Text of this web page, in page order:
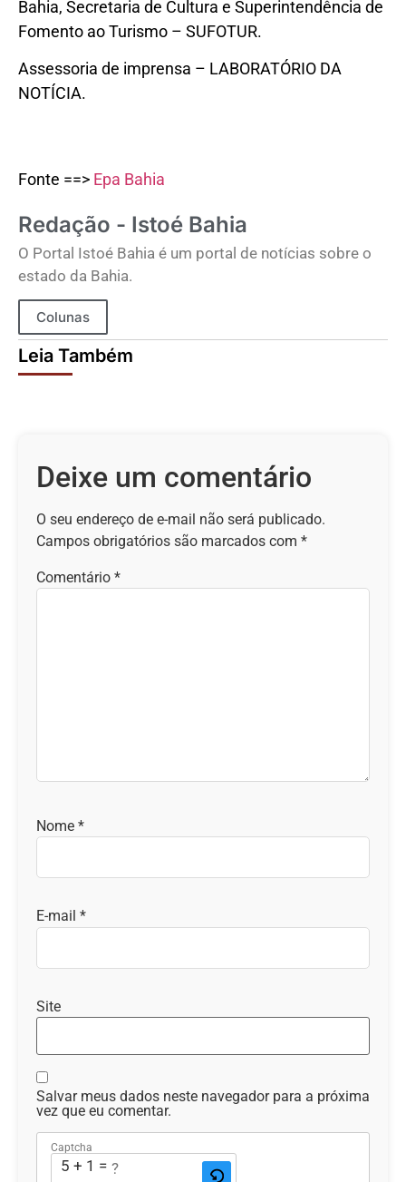
Bahia, Secretaria de Cultura e Superintendência de
Fomento ao Turismo – SUFOTUR.
Assessoria de imprensa – LABORATÓRIO DA
NOTÍCIA.
Fonte ==> Epa Bahia
Redação - Istoé Bahia
O Portal Istoé Bahia é um portal de notícias sobre o
estado da Bahia.
Colunas
Leia Também
Deixe um comentário
O seu endereço de e-mail não será publicado.
Campos obrigatórios são marcados com *
Comentário *
Nome *
E-mail *
Site
Salvar meus dados neste navegador para a próxima
vez que eu comentar.
Captcha
5 + 1 = ?